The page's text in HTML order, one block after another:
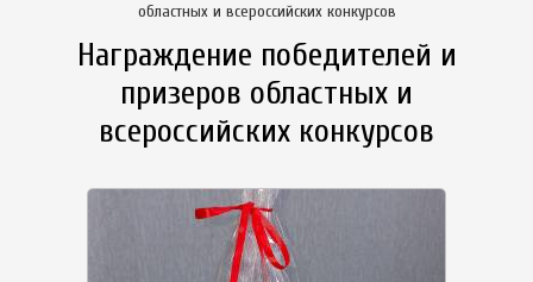
областных и всероссийских конкурсов
Награждение победителей и
призеров областных и
всероссийских конкурсов